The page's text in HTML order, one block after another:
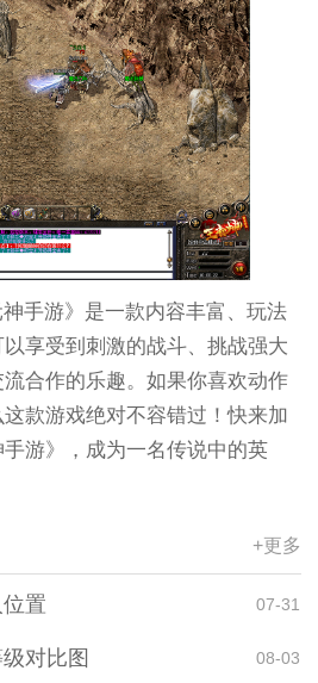
神手游》是一款内容丰富、玩法
享受到刺激的战斗、挑战强大
合作的乐趣。如果你喜欢动作
款游戏绝对不容错过！快来加
游》，成为一名传说中的英
+更多
置 07-31
对比图 08-03